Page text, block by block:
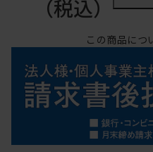
（税込）
この商品につ